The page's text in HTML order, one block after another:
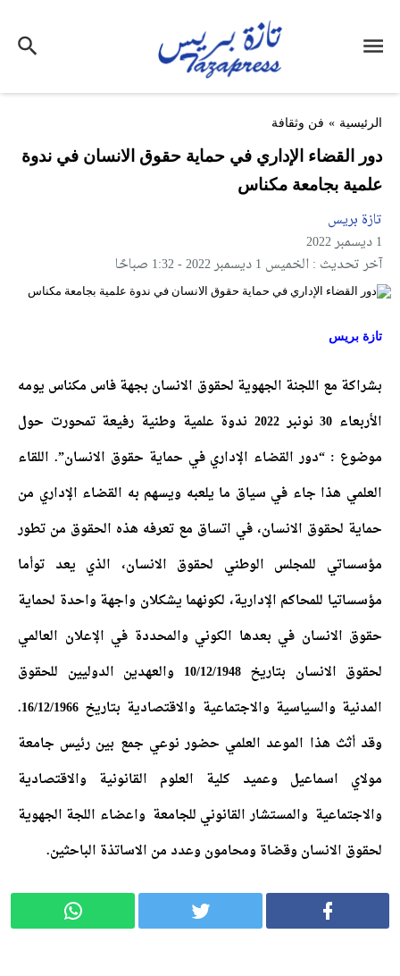
الرئيسية » فن وثقافة
دور القضاء الإداري في حماية حقوق الانسان في ندوة
علمية بجامعة مكناس
تازة بريس
1 ديسمبر 2022
آخر تحديث : الخميس 1 ديسمبر 2022 - 1:32 صباحًا
تازة بريس
بشراكة مع اللجنة الجهوية لحقوق الانسان بجهة فاس مكناس يومه
الأربعاء 30 نونبر 2022 ندوة علمية وطنية رفيعة تمحورت حول
موضوع : “دور القضاء الإداري في حماية حقوق الانسان”. اللقاء
العلمي هذا جاء في سياق ما يلعبه ويسهم به القضاء الإداري من
حماية لحقوق الانسان، في اتساق مع تعرفه هذه الحقوق من تطور
مؤسساتي للمجلس الوطني لحقوق الانسان، الذي يعد توأما
مؤسساتيا للمحاكم الإدارية، لكونهما يشكلان واجهة واحدة لحماية
حقوق الانسان في بعدها الكوني والمحددة في الإعلان العالمي
لحقوق الانسان بتاريخ 10/12/1948 والعهدين الدوليين للحقوق
المدنية والسياسية والاجتماعية والاقتصادية بتاريخ 16/12/1966.
وقد أثث هذا الموعد العلمي حضور نوعي جمع بين رئيس جامعة
مولاي اسماعيل وعميد كلية العلوم القانونية والاقتصادية
والاجتماعية والمستشار القانوني للجامعة واعضاء اللجة الجهوية
لحقوق الانسان وقضاة ومحامون وعدد من الاساتذة الباحثين.